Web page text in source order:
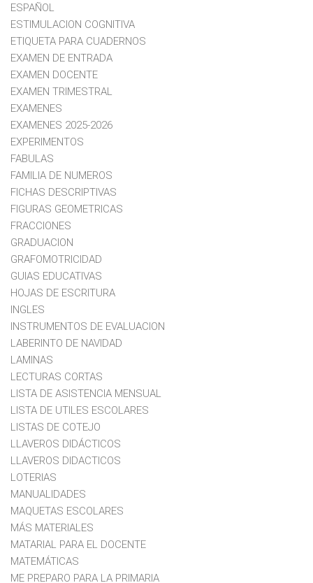
ESPAÑOL
ESTIMULACION COGNITIVA
ETIQUETA PARA CUADERNOS
EXAMEN DE ENTRADA
EXAMEN DOCENTE
EXAMEN TRIMESTRAL
EXAMENES
EXAMENES 2025-2026
EXPERIMENTOS
FABULAS
FAMILIA DE NUMEROS
FICHAS DESCRIPTIVAS
FIGURAS GEOMETRICAS
FRACCIONES
GRADUACION
GRAFOMOTRICIDAD
GUIAS EDUCATIVAS
HOJAS DE ESCRITURA
INGLES
INSTRUMENTOS DE EVALUACION
LABERINTO DE NAVIDAD
LAMINAS
LECTURAS CORTAS
LISTA DE ASISTENCIA MENSUAL
LISTA DE UTILES ESCOLARES
LISTAS DE COTEJO
LLAVEROS DIDÁCTICOS
LLAVEROS DIDACTICOS
LOTERIAS
MANUALIDADES
MAQUETAS ESCOLARES
MÁS MATERIALES
MATARIAL PARA EL DOCENTE
MATEMÁTICAS
ME PREPARO PARA LA PRIMARIA